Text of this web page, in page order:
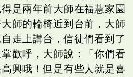
是兩年前大師在福慧家園
師的輪椅近到台前，大師
走上講台，信徒們看到了
歡呼，大師說：「你們看
興哦！但是有些人就是喜